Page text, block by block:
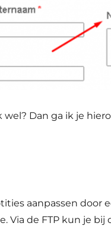
wel? Dan ga ik je
aanpassen door
Via de FTP kun je